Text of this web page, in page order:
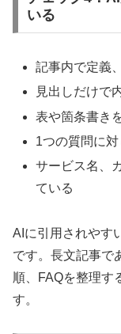
いる
記事内で定義
見出しだけで
表や箇条書き
1つの質問に
サービス名、
ている
AIに引用されやす
です。長文記事で
順、FAQを整理す
す。